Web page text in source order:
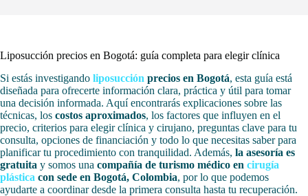
Liposucción precios en Bogotá: guía completa para elegir clínica
Si estás investigando liposucción precios en Bogotá, esta guía está
diseñada para ofrecerte información clara, práctica y útil para tomar
una decisión informada. Aquí encontrarás explicaciones sobre las
técnicas, los costos aproximados, los factores que influyen en el
precio, criterios para elegir clínica y cirujano, preguntas clave para tu
consulta, opciones de financiación y todo lo que necesitas saber para
planificar tu procedimiento con tranquilidad. Además, la asesoría es
gratuita y somos una compañía de turismo médico en cirugía
plástica con sede en Bogotá, Colombia, por lo que podemos
ayudarte a coordinar desde la primera consulta hasta tu recuperación.